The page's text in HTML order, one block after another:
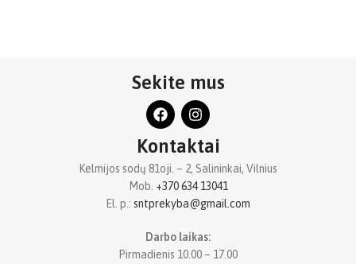
Sekite mus
Kontaktai
Kelmijos sodų 81oji. – 2, Salininkai, Vilnius
Mob. +370 634 13041
El. p.: sntprekyba@gmail.com
Darbo laikas:
Pirmadienis 10.00 – 17.00